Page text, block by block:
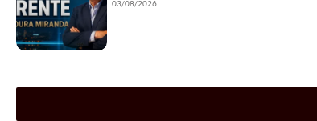
03/08/2026